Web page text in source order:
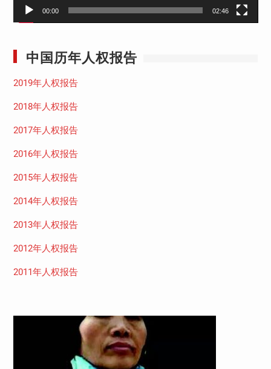
00:00 02:46
中国历年人权报告
2019年人权报告
2018年人权报告
2017年人权报告
2016年人权报告
2015年人权报告
2014年人权报告
2013年人权报告
2012年人权报告
2011年人权报告